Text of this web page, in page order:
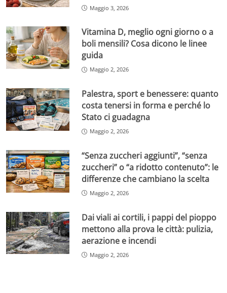
Maggio 3, 2026
Vitamina D, meglio ogni giorno o a
boli mensili? Cosa dicono le linee
guida
Maggio 2, 2026
Palestra, sport e benessere: quanto
costa tenersi in forma e perché lo
Stato ci guadagna
Maggio 2, 2026
“Senza zuccheri aggiunti”, “senza
zuccheri” o “a ridotto contenuto”: le
differenze che cambiano la scelta
Maggio 2, 2026
Dai viali ai cortili, i pappi del pioppo
mettono alla prova le città: pulizia,
aerazione e incendi
Maggio 2, 2026